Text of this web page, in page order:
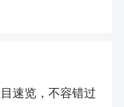
速览，不容错过